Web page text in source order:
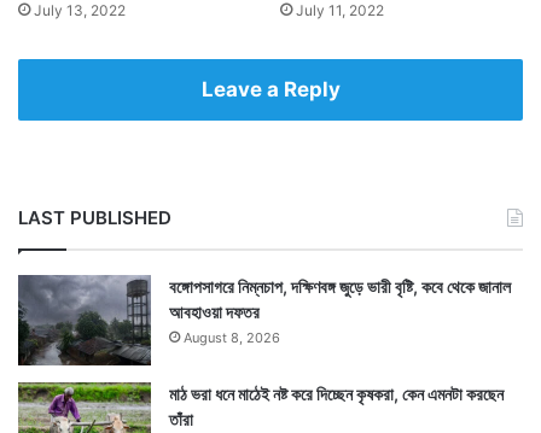
July 13, 2022 July 11, 2022
Leave a Reply
LAST PUBLISHED
বঙ্গোপসাগরে নিম্নচাপ, দক্ষিণবঙ্গ জুড়ে ভারী বৃষ্টি, কবে থেকে জানাল
আবহাওয়া দফতর
August 8, 2026
মাঠ ভরা ধনে মাঠেই নষ্ট করে দিচ্ছেন কৃষকরা, কেন এমনটা করছেন
তাঁরা